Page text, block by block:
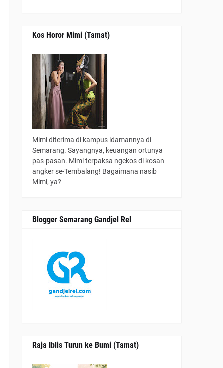
Kos Horor Mimi (Tamat)
Mimi diterima di kampus idamannya di
Semarang. Sayangnya, keuangan ortunya
pas-pasan. Mimi terpaksa ngekos di kosan
angker se-Tembalang! Bagaimana nasib
Mimi, ya?
Blogger Semarang Gandjel Rel
Raja Iblis Turun ke Bumi (Tamat)